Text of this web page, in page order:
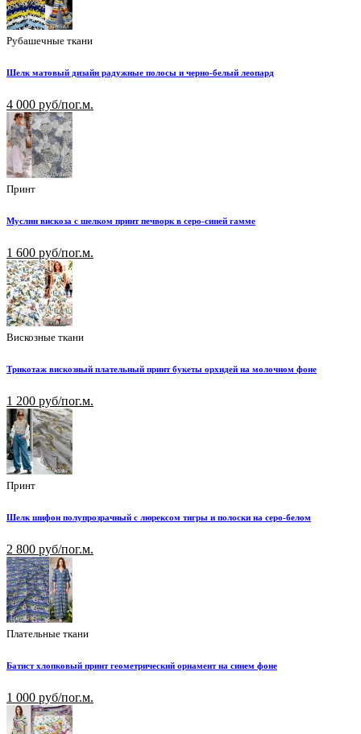
Рубашечные ткани
Шелк матовый дизайн радужные полосы и черно-белый леопард
4 000 руб/пог.м.
Принт
Муслин вискоза с шелком принт печворк в серо-синей гамме
1 600 руб/пог.м.
Вискозные ткани
Трикотаж вискозный плательный принт букеты орхидей на молочном фоне
1 200 руб/пог.м.
Принт
Шелк шифон полупрозрачный с люрексом тигры и полоски на серо-белом
2 800 руб/пог.м.
Плательные ткани
Батист хлопковый принт геометрический орнамент на синем фоне
1 000 руб/пог.м.